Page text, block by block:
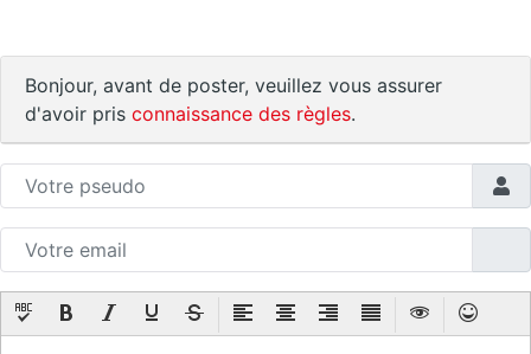
Bonjour, avant de poster, veuillez vous assurer
d'avoir pris connaissance des règles.